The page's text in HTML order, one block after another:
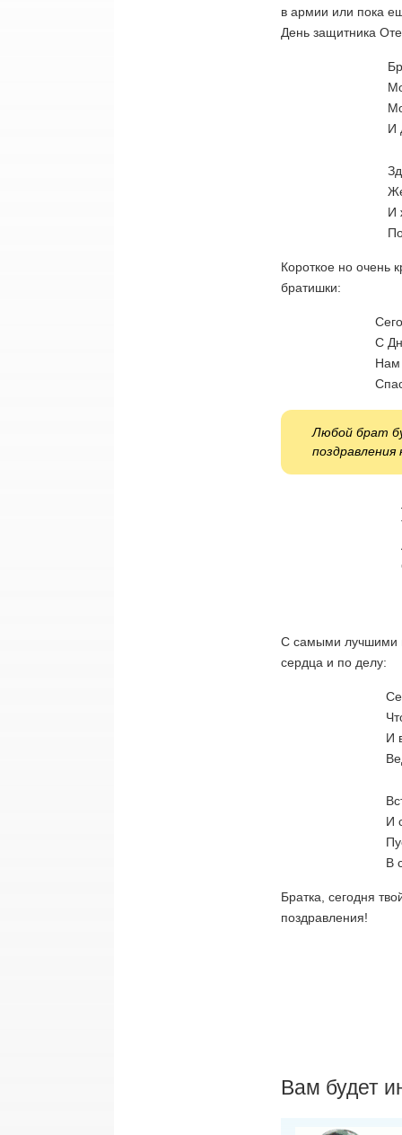
в армии или пока
День защитника
И
И
Короткое но очень
братишки:
С
Нам
Любой брат
С самыми лучшими
сердца и по делу:
И
И
В
Братка, сегодня
поздравления!
Вам будет